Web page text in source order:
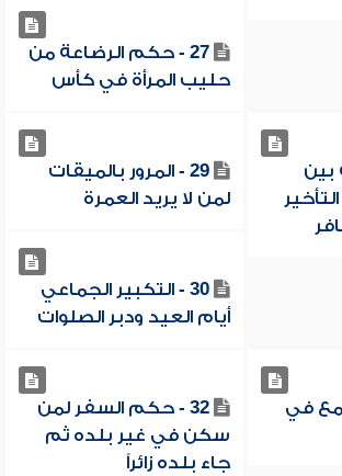
27 - حكم الرضاعة من
حليب المرأة في كأس
بين
29 - المرور بالميقات
لمن لا يريد العمرة
30 - التكبير الجماعي
أيام العيد ودبر الصلوات
في
32 - حكم السفر لمن
سكن في غير بلده ثم
جاء بلده زائراً